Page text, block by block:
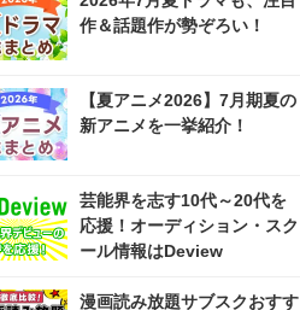
作＆話題作が勢ぞろい！
【夏アニメ2026】7月期夏の
新アニメを一挙紹介！
芸能界を志す10代～20代を
応援！オーディション・スク
ール情報はDeview
漫画読み放題サブスクおすす